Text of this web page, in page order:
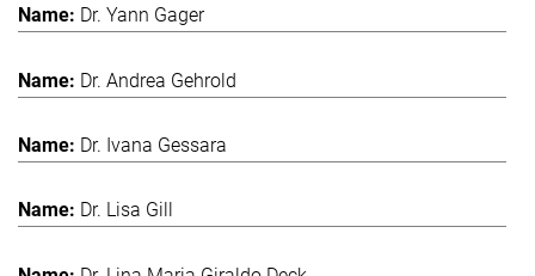
Dr. Yann Gager
Dr. Andrea Gehrold
Dr. Ivana Gessara
Dr. Lisa Gill